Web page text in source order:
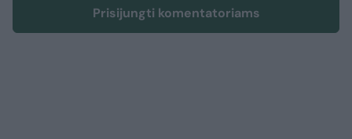
Prisijungti komentatoriams